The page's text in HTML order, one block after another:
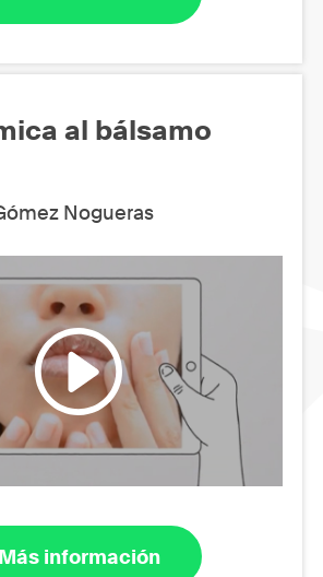
al bálsamo
Nogueras
Más información